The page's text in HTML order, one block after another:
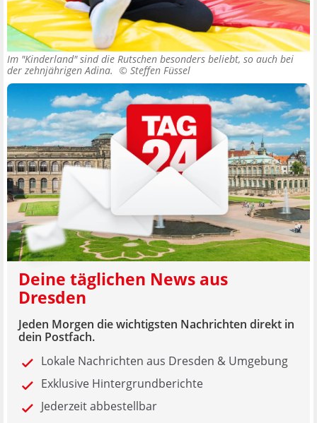
Im "Kinderland" sind die Rutschen besonders beliebt, so auch bei
der zehnjährigen Adina. © Steffen Füssel
Deine täglichen News aus
Dresden
Jeden Morgen die wichtigsten Nachrichten direkt in
dein Postfach.
Lokale Nachrichten aus Dresden & Umgebung
Exklusive Hintergrundberichte
Jederzeit abbestellbar